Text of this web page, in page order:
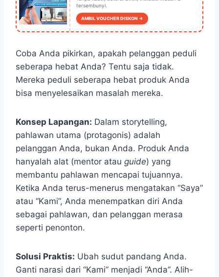
tersembunyi.
AMBIL VOUCHER DISKON →
Coba Anda pikirkan, apakah pelanggan peduli
seberapa hebat Anda? Tentu saja tidak.
Mereka peduli seberapa hebat produk Anda
bisa menyelesaikan masalah mereka.
Konsep Lapangan: Dalam storytelling,
pahlawan utama (protagonis) adalah
pelanggan Anda, bukan Anda. Produk Anda
hanyalah alat (mentor atau guide) yang
membantu pahlawan mencapai tujuannya.
Ketika Anda terus-menerus mengatakan “Saya”
atau “Kami”, Anda menempatkan diri Anda
sebagai pahlawan, dan pelanggan merasa
seperti penonton.
Solusi Praktis: Ubah sudut pandang Anda.
Ganti narasi dari “Kami” menjadi “Anda”. Alih-